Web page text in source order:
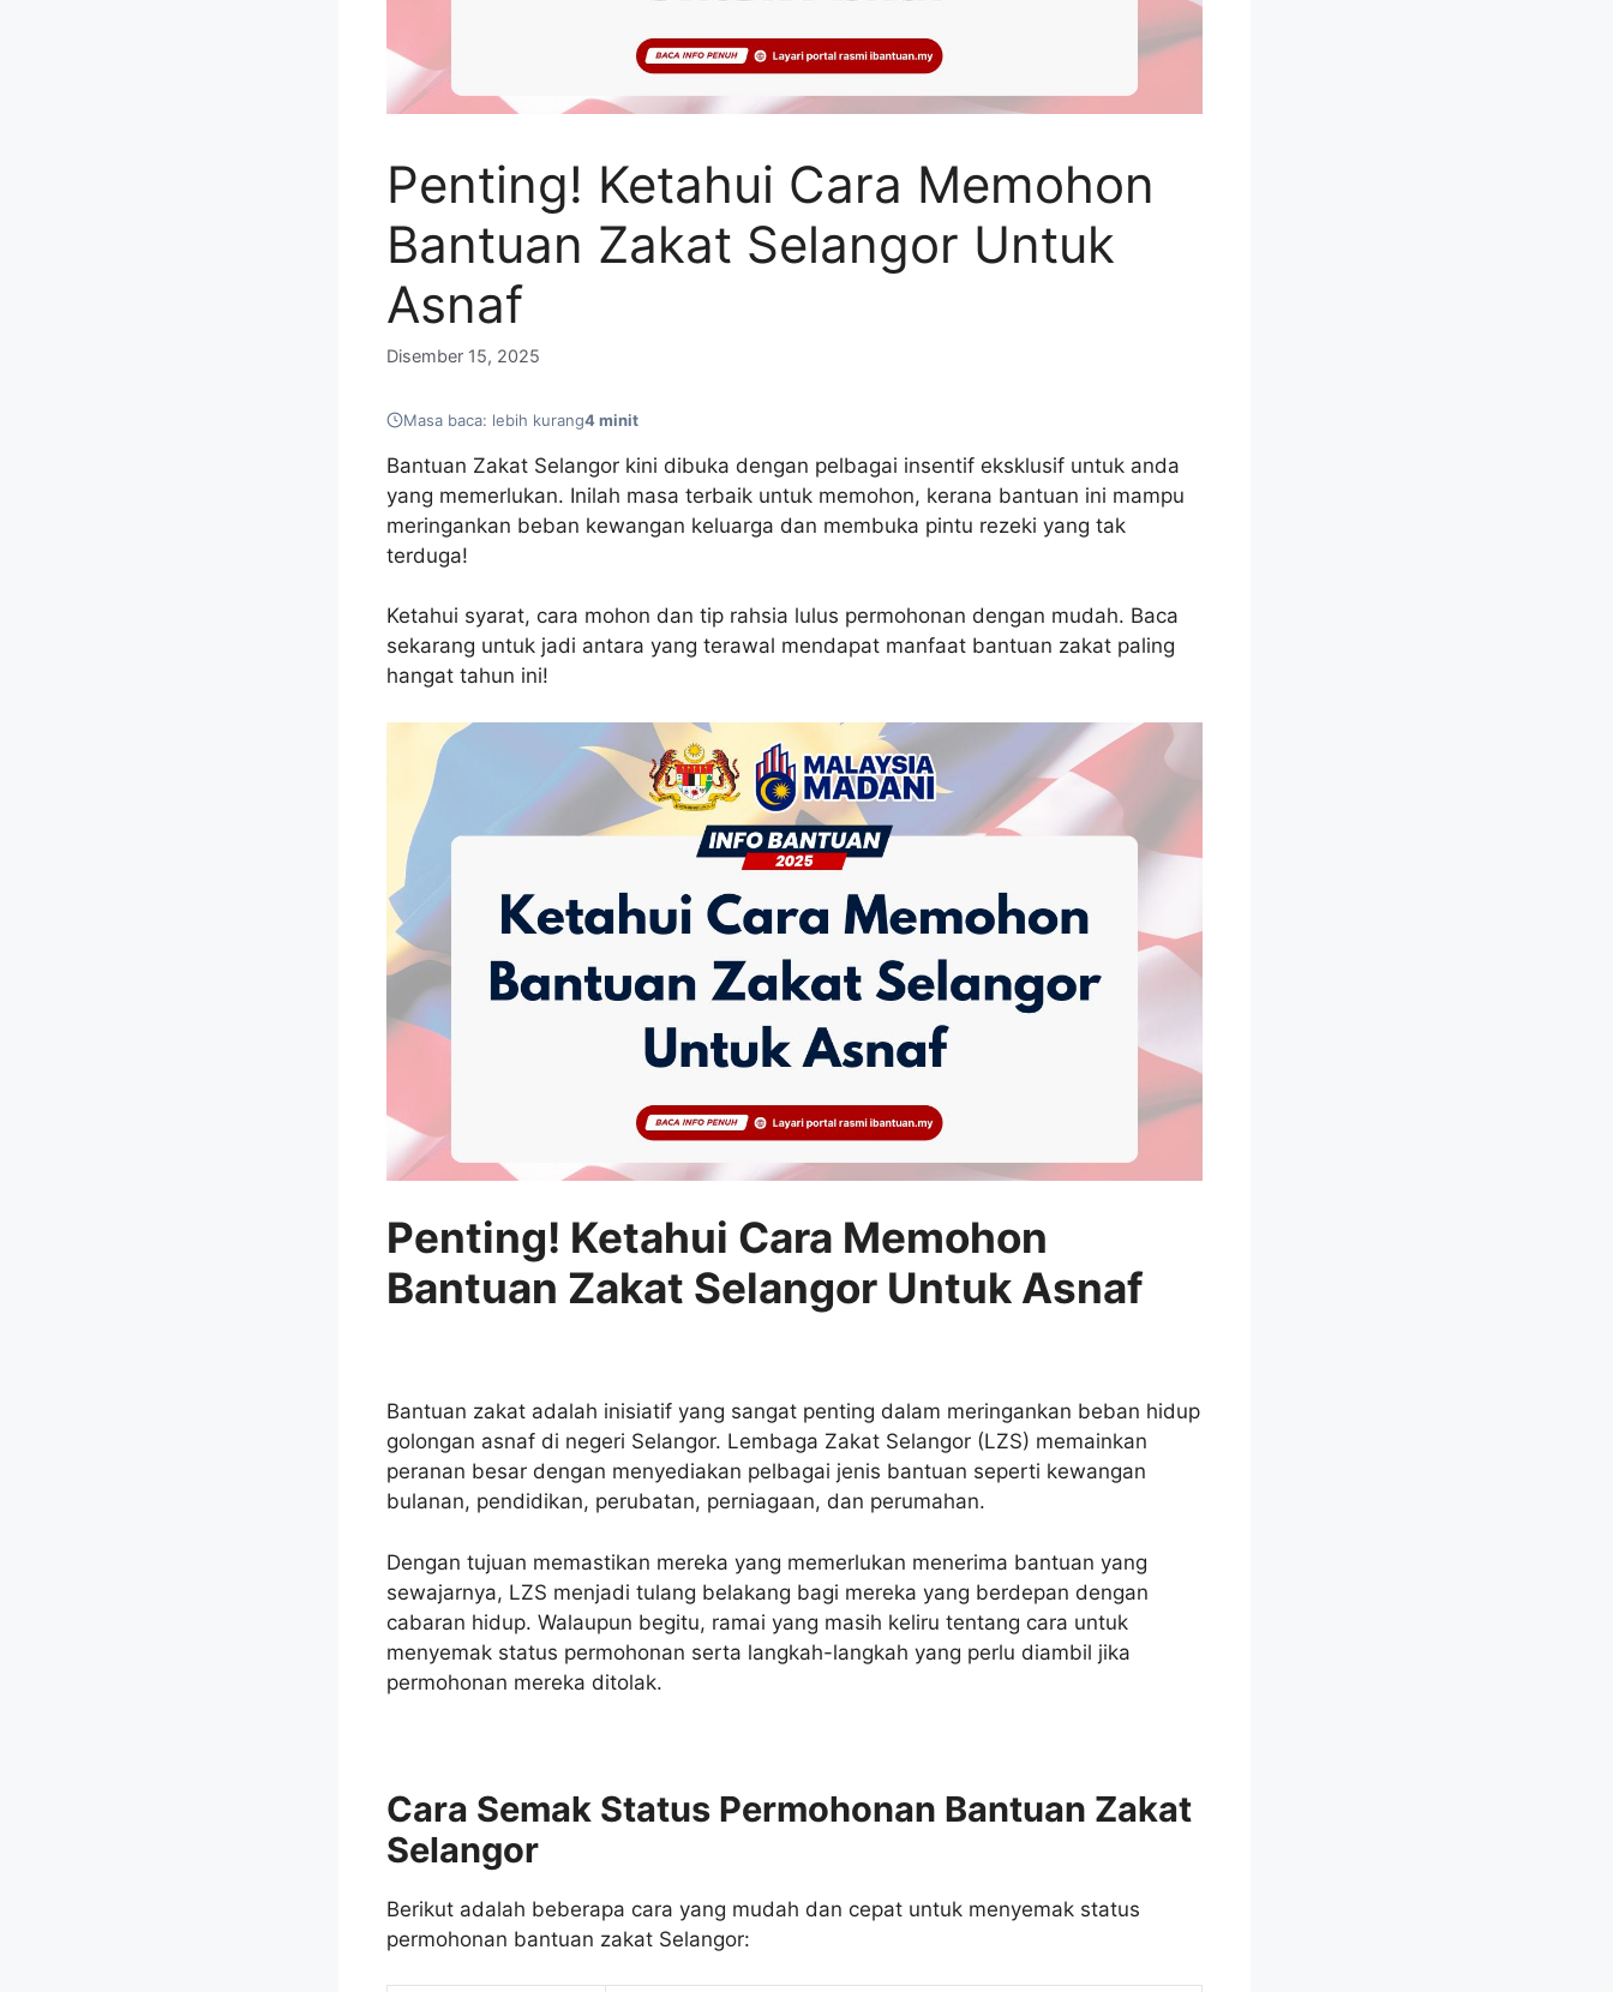
Penting! Ketahui Cara Memohon
Bantuan Zakat Selangor Untuk
Asnaf
Disember 15, 2025
Masa baca: lebih kurang4 minit
Bantuan Zakat Selangor kini dibuka dengan pelbagai insentif eksklusif untuk anda
yang memerlukan. Inilah masa terbaik untuk memohon, kerana bantuan ini mampu
meringankan beban kewangan keluarga dan membuka pintu rezeki yang tak
terduga!
Ketahui syarat, cara mohon dan tip rahsia lulus permohonan dengan mudah. Baca
sekarang untuk jadi antara yang terawal mendapat manfaat bantuan zakat paling
hangat tahun ini!
Penting! Ketahui Cara Memohon
Bantuan Zakat Selangor Untuk Asnaf
Bantuan zakat adalah inisiatif yang sangat penting dalam meringankan beban hidup
golongan asnaf di negeri Selangor. Lembaga Zakat Selangor (LZS) memainkan
peranan besar dengan menyediakan pelbagai jenis bantuan seperti kewangan
bulanan, pendidikan, perubatan, perniagaan, dan perumahan.
Dengan tujuan memastikan mereka yang memerlukan menerima bantuan yang
sewajarnya, LZS menjadi tulang belakang bagi mereka yang berdepan dengan
cabaran hidup. Walaupun begitu, ramai yang masih keliru tentang cara untuk
menyemak status permohonan serta langkah-langkah yang perlu diambil jika
permohonan mereka ditolak.
Cara Semak Status Permohonan Bantuan Zakat
Selangor
Berikut adalah beberapa cara yang mudah dan cepat untuk menyemak status
permohonan bantuan zakat Selangor: